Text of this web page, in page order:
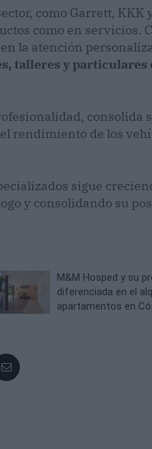
como Garrett, KKK
como en servicios.
la atención
talleres y particulares
consolida
rendimiento de los
sigue
y consolidando su
M&M Hosped y su
diferenciada en el
apartamentos en